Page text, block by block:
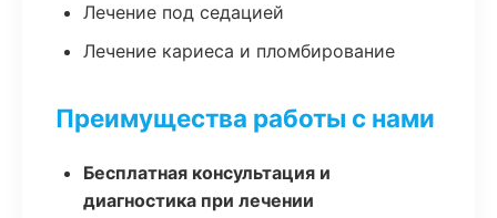
Лечение под седацией
Лечение кариеса и пломбирование
Преимущества работы с нами
Бесплатная консультация и
диагностика при лечении